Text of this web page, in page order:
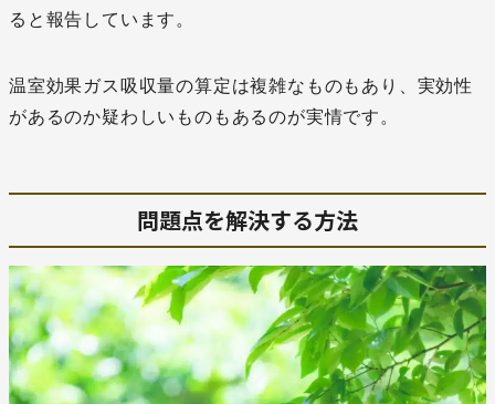
ると報告しています。
温室効果ガス吸収量の算定は複雑なものもあり、実効性
があるのか疑わしいものもあるのが実情です。
問題点を解決する方法